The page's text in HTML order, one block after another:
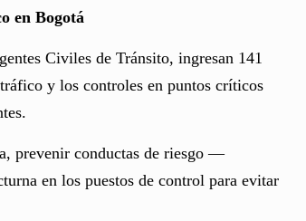
en Bogotá
Civiles de Tránsito, ingresan 141
y los controles en puntos críticos
prevenir conductas de riesgo —
en los puestos de control para evitar